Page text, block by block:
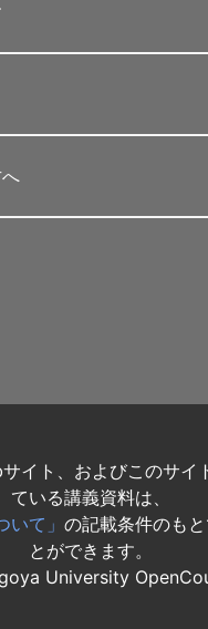
イト、およびこのサイ
ている講義資料は、
いて」 の記載条件のも
とができます。
University